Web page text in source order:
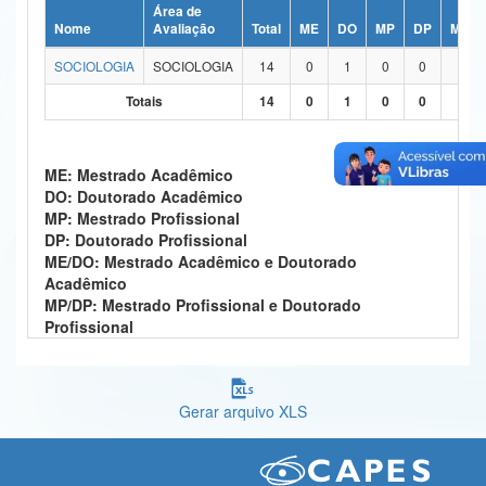
Ministério da Ciência, Tecnologia, Inovações e Comunicações
Ministério do Meio Ambiente
Controladoria-Geral da União
Ministério da Mulher, da Família e dos Direitos Humanos
Secretaria-Geral
Secretaria de Governo
Nome
Área de
Avaliação
Total ME DO MP DP
ME/
SOCIOLOGIA
SOCIOLOGIA 14 0 1 0 0
Totais
14 0 1 0 0
ME: Mestrado Acadêmico
DO: Doutorado Acadêmico
MP: Mestrado Profissional
DP: Doutorado Profissional
ME/DO: Mestrado Acadêmico e Doutorado
Acadêmico
MP/DP: Mestrado Profissional e Doutorado
Profissional
Gerar arquivo XLS